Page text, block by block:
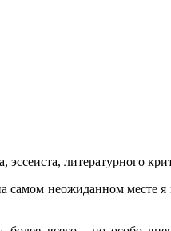
литературного
самом неожиданном